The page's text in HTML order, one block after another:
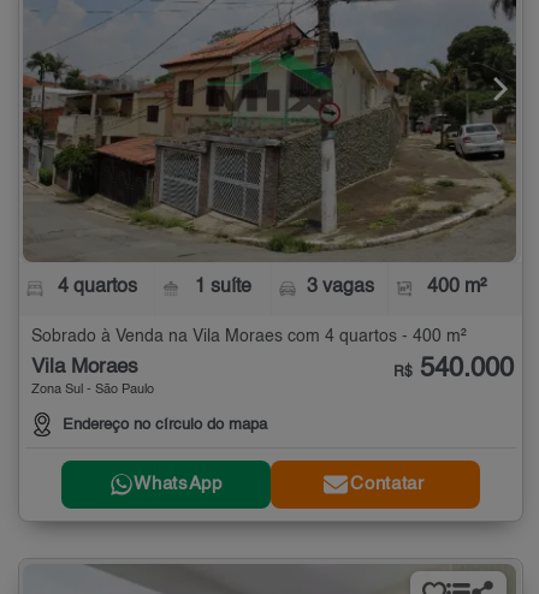
4 quartos 1 suíte 3 vagas 400 m²
Sobrado à Venda na Vila Moraes com 4 quartos - 400 m²
Vila Moraes
Zona Sul - São Paulo
Endereço no círculo do mapa
R$ 540.000
WhatsApp Contatar